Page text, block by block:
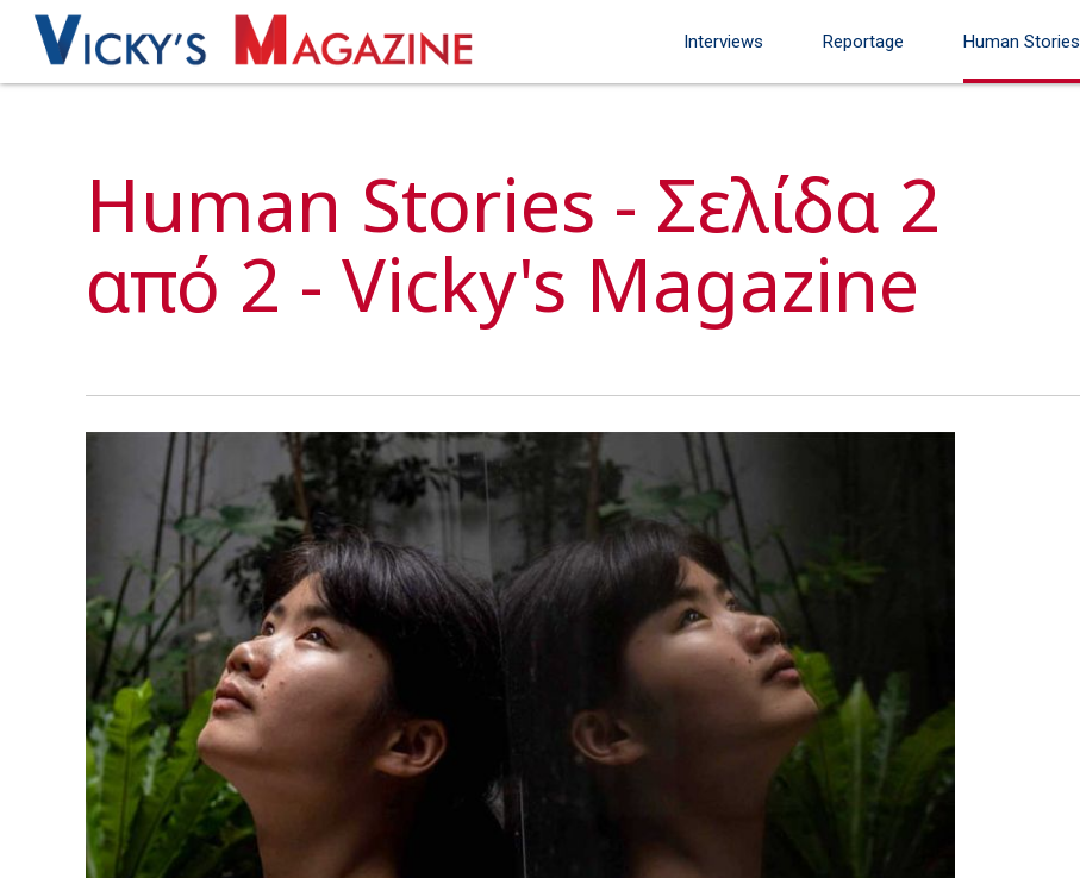
Interviews Reportage Human Stories
Human Stories - Σελίδα 2
από 2 - Vicky's Magazine